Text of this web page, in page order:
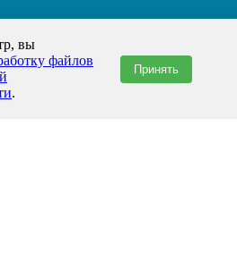
вы
файлов
.
Принять